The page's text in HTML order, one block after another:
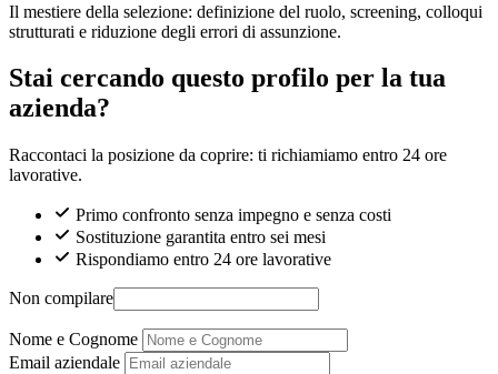
Il mestiere della selezione: definizione del ruolo, screening, colloqui
strutturati e riduzione degli errori di assunzione.
Stai cercando questo profilo per la tua
azienda?
Raccontaci la posizione da coprire: ti richiamiamo entro 24 ore
lavorative.
Primo confronto senza impegno e senza costi
Sostituzione garantita entro sei mesi
Rispondiamo entro 24 ore lavorative
Non compilare
Nome e Cognome
Email aziendale